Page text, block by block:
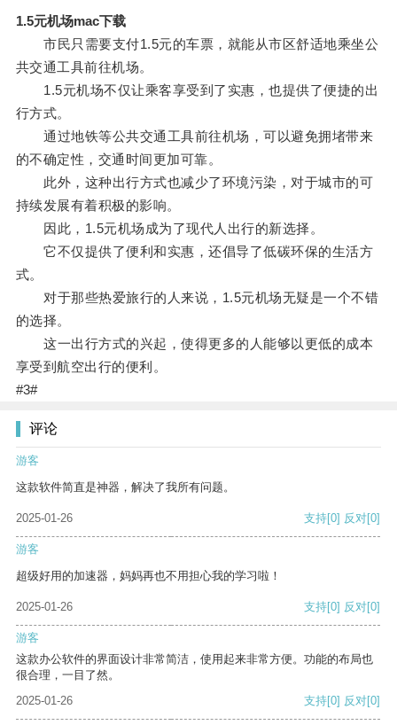
1.5元机场mac下载
市民只需要支付1.5元的车票，就能从市区舒适地乘坐公
共交通工具前往机场。
1.5元机场不仅让乘客享受到了实惠，也提供了便捷的出
行方式。
通过地铁等公共交通工具前往机场，可以避免拥堵带来
的不确定性，交通时间更加可靠。
此外，这种出行方式也减少了环境污染，对于城市的可
持续发展有着积极的影响。
因此，1.5元机场成为了现代人出行的新选择。
它不仅提供了便利和实惠，还倡导了低碳环保的生活方
式。
对于那些热爱旅行的人来说，1.5元机场无疑是一个不错
的选择。
这一出行方式的兴起，使得更多的人能够以更低的成本
享受到航空出行的便利。
#3#
评论
游客
这款软件简直是神器，解决了我所有问题。
2025-01-26 支持[0] 反对[0]
游客
超级好用的加速器，妈妈再也不用担心我的学习啦！
2025-01-26 支持[0] 反对[0]
游客
这款办公软件的界面设计非常简洁，使用起来非常方便。功能的布局也
很合理，一目了然。
2025-01-26
支持[0] 反对[0]